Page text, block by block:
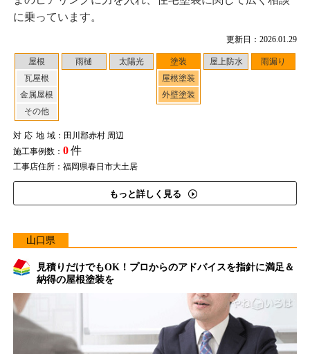
更新日：2026.01.29
屋根
瓦屋根
金属屋根
その他
雨樋 太陽光
塗装
屋根塗装
外壁塗装
屋上防水 雨漏り
対応地域：田川郡赤村 周辺
施工事例数： 0件
工事店住所：福岡県春日市大土居
もっと詳しく見る
に乗っています。
山口県
見積りだけでもOK！プロからのアドバイスを指針に満足＆
納得の屋根塗装を